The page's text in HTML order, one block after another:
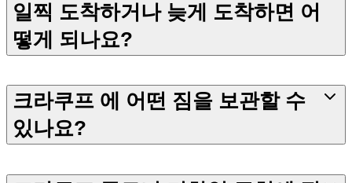
일찍 도착하거나 늦게 도착하면 어
떻게 되나요?
크라쿠프 에 어떤 짐을 보관할 수
있나요?